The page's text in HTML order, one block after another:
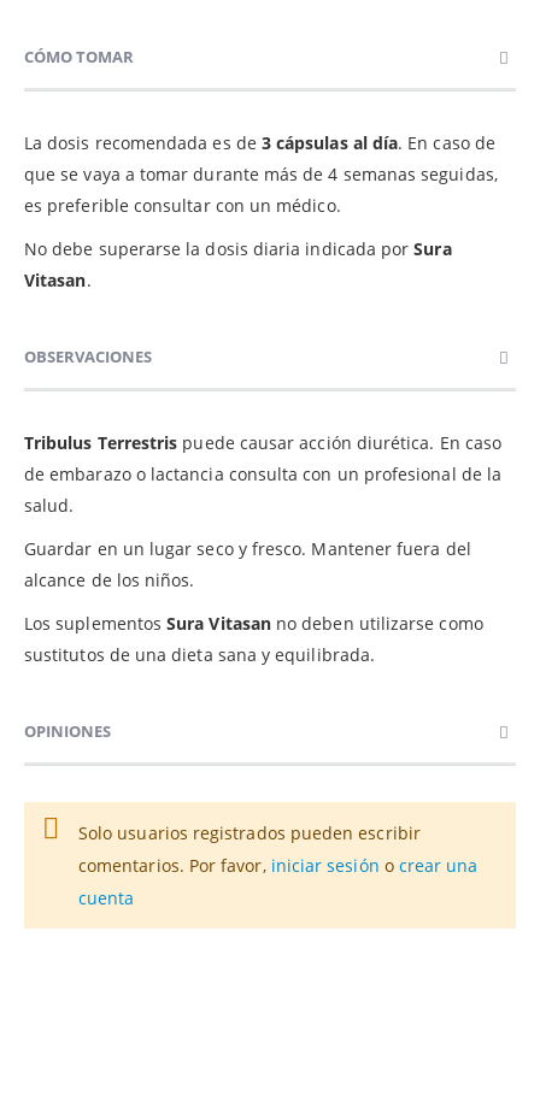
CÓMO TOMAR
La dosis recomendada es de 3 cápsulas al día. En caso de
que se vaya a tomar durante más de 4 semanas seguidas,
es preferible consultar con un médico.
No debe superarse la dosis diaria indicada porSura
Vitasan.
OBSERVACIONES
Tribulus Terrestris puede causar acción diurética. En caso
de embarazo o lactancia consulta con un profesional de la
salud.
Guardar en un lugar seco y fresco. Mantener fuera del
alcance de los niños.
Los suplementosSura Vitasanno deben utilizarse como
sustitutos de una dieta sana y equilibrada.
OPINIONES
Solo usuarios registrados pueden escribir
comentarios. Por favor, iniciar sesión o crear una
cuenta